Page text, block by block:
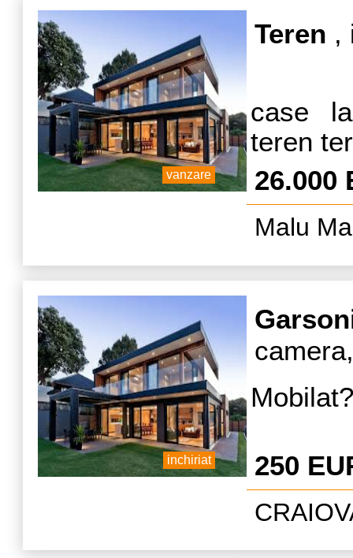
vanzare
Teren ,
case
teren
26.000
Malu
inchiriat 250